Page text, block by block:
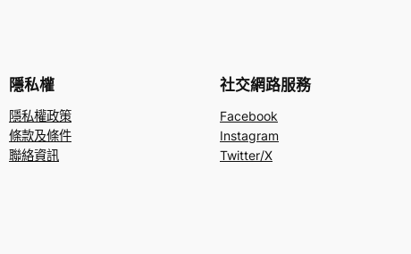
隱私權
隱私權政策
條款及條件
聯絡資訊
社交網路服務
Facebook
Instagram
Twitter/X